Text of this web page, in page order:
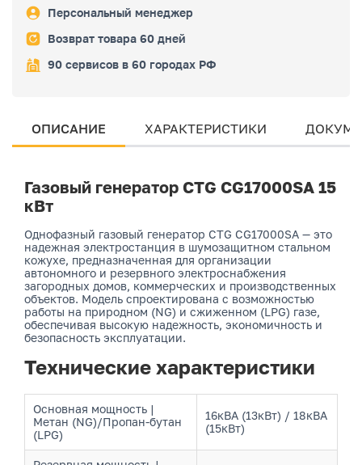
Персональный менеджер
Возврат товара 60 дней
90 сервисов в 60 городах РФ
ОПИСАНИЕ ХАРАКТЕРИСТИКИ
Газовый генератор CTG CG17000SA 15
кВт
Однофазный газовый генератор CTG CG17000SA — это
надежная электростанция в шумозащитном стальном
кожухе, предназначенная для организации
автономного и резервного электроснабжения
загородных домов, коммерческих и производственных
объектов. Модель спроектирована с возможностью
работы на природном (NG) и сжиженном (LPG) газе,
обеспечивая высокую надежность, экономичность и
безопасность эксплуатации.
Технические характеристики
Основная мощность |
Метан (NG)/Пропан-бутан
(LPG)
16кВА (13кВт) / 18кВА
(15кВт)